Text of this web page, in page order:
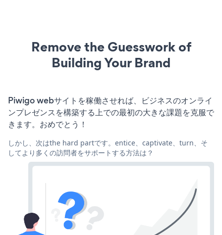
Remove the Guesswork of
Building Your Brand
Piwigo webサイトを稼働させれば、ビジネスのオンライ
ンプレゼンスを構築する上での最初の大きな課題を克服で
きます。おめでとう！
しかし、次はthe hard partです。entice、captivate、turn、そ
してより多くの訪問者をサポートする方法は？